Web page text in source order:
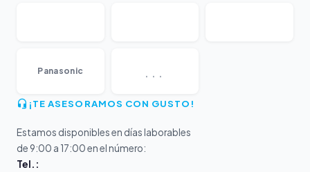
Panasonic ...
¡TE ASESORAMOS CON GUSTO!
Estamos disponibles en días laborables
de 9:00 a 17:00 en el número:
Tel.: